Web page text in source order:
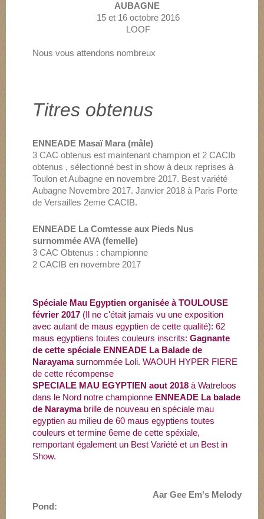
AUBAGNE
15 et 16 octobre 2016
LOOF
Nous vous attendons nombreux
Titres obtenus
ENNEADE Masaï Mara (mâle)
3 CAC obtenus est maintenant champion et 2 CACIb
obtenus , sélectionné best in show à deux reprises à
Toulon et Aubagne en novembre 2017. Best variété
Aubagne Novembre 2017. Janvier 2018 à Paris Porte
de Versailles 2eme CACIB.
ENNEADE La Comtesse aux Pieds Nus
surnommée AVA (femelle)
3 CAC Obtenus : championne
2 CACIB en novembre 2017
Spéciale Mau Egyptien organisée à TOULOUSE
février 2017 (Il ne c'était jamais vu une exposition
avec autant de maus egyptien de cette qualité): 62
maus egyptiens toutes couleurs inscrits: Gagnante
de cette spéciale ENNEADE La Balade de
Narayamasurnommée Loli. WAOUH HYPER FIERE
de cette récompense
SPECIALE MAU EGYPTIEN aout 2018 à Watreloos
dans le Nord notre championne ENNEADE La balade
de Naraymabrille de nouveau en spéciale mau
egyptien au milieu de 60 maus egyptiens toutes
couleurs et termine 6eme de cette spéxiale,
remportant également un Best Variété et un Best in
Show.
Aar Gee Em's Melody
Pond: